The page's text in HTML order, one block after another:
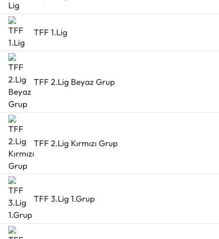
TFF 1.Lig
TFF 2.Lig Beyaz Grup
TFF 2.Lig Kırmızı Grup
TFF 3.Lig 1.Grup
Eğitim
İskilip Haberleri
Kimdir?
Kültür Sanat
Magazin